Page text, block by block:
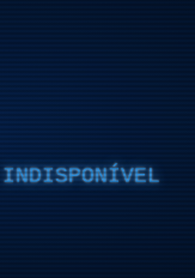
INDISPONÍVEL